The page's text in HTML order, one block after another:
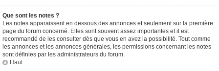
Que sont les notes ?
Les notes apparaissent en dessous des annonces et seulement sur la première
page du forum concerné. Elles sont souvent assez importantes et il est
recommandé de les consulter dès que vous en avez la possibilité. Tout comme
les annonces et les annonces générales, les permissions concernant les notes
sont définies par les administrateurs du forum.
Haut